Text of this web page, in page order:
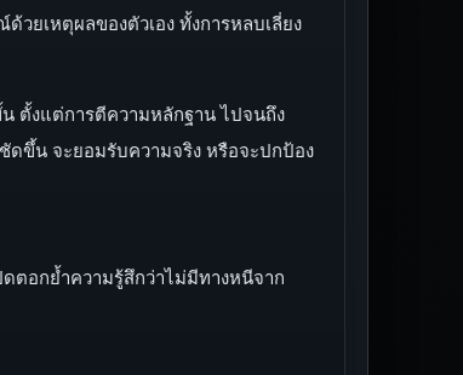
วยเหตุผลของตัวเอง ทั้งการหลบเลี่ยง
ตั้งแต่การตีความหลักฐาน ไปจนถึง
ดขึ้น จะยอมรับความจริง หรือจะปกป้อง
ตอกย้ำความรู้สึกว่าไม่มีทางหนีจาก